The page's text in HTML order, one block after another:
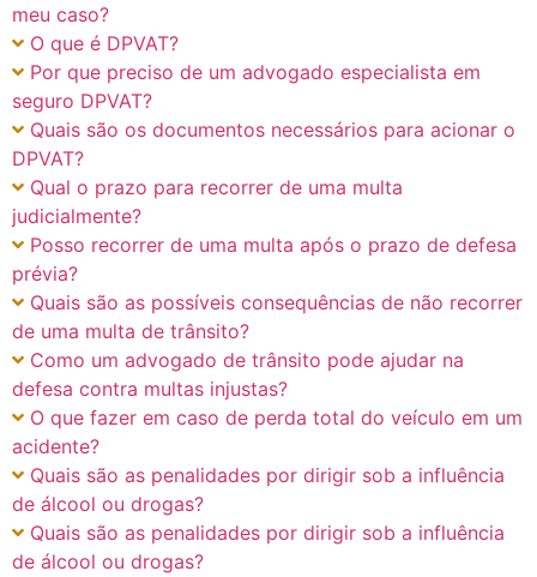
meu caso?
O que é DPVAT?
Por que preciso de um advogado especialista em
seguro DPVAT?
Quais são os documentos necessários para acionar o
DPVAT?
Qual o prazo para recorrer de uma multa
judicialmente?
Posso recorrer de uma multa após o prazo de defesa
prévia?
Quais são as possíveis consequências de não recorrer
de uma multa de trânsito?
Como um advogado de trânsito pode ajudar na
defesa contra multas injustas?
O que fazer em caso de perda total do veículo em um
acidente?
Quais são as penalidades por dirigir sob a influência
de álcool ou drogas?
Quais são as penalidades por dirigir sob a influência
de álcool ou drogas?